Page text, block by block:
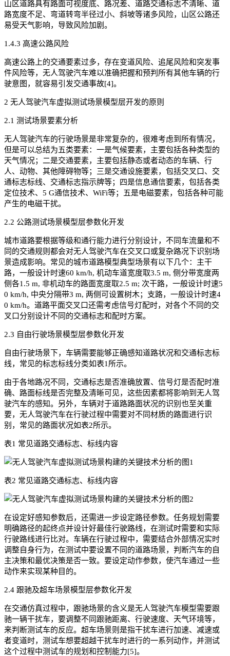
山区道路具有路面可视度底、路况差、道路交通标志不清晰、道
路宽度不足、弯道转弯半径过小、斜坡等诸多风险，山区公路还
易受天气影响，导致风险加剧。
1.4.3 高速公路风险
高速公路上的交通要素过多，存在变道风险、追尾风险和突发事
件风险等，无人驾驶汽车难以准确把握和预判所有其他车辆的行
驶意图，就容易引发交通事故[4]。
2 无人驾驶汽车虚拟测试场景模型层开发的原则
2.1 测试场景要素分析
无人驾驶汽车的行驶场景是非常复杂的，很难考虑到所有情况，
但是可以总结为五类要素：一是气候要素，主要包括各种类型的
天气情况；二是交通要素，主要包括静态或者动态的车辆、行
人、动物、其他障碍物等；三是交通设施要素，包括交叉口、交
通标志标线、交通标志指示牌等；四是信息通信要素，包括各类
定位技术、5 G通信技术、WiFi等；五是电磁要素，包括各种可能
产生的电磁干扰。
2.2 公路测试场景模型层参数化开发
城市道路要根据等级和通行能力进行分别设计，不同车流量和不
同的交通规则都会对无人驾驶汽车在交叉口或复杂路况下识别场
景造成影响。常见的城市道路模型典型场景有以下几个：主干
路，一般设计时速60 km/h, 机动车道宽度取3.5 m, 侧分带宽度两
侧各1.5 m, 非机动车的路面宽度取2.5 m; 次干路，一般设计时速5
0 km/h, 中央分隔带3 m, 两侧可设置树木；支路，一般设计时速4
0 km/h。道路平面交叉口还需考虑信号灯配时，对各个不同的交
叉口分别设计不同的交通标志和配时方案。
2.3 自由行驶场景模型层参数化开发
自由行驶场景下，车辆需要能够正确感知道路状况和交通标志标
线，常见的标志标线分类如表1所示。
由于各地路况不同，交通标志是否准确放置、信号灯是否配时准
确、路面标线是否完整及清晰可见，这些因素都将影响到无人驾
驶汽车的感知。另外，车辆对于道路路面状况的识别也至关重
要，无人驾驶汽车在行驶过程中需要对不同材质的路面进行识
别，常见的路面状况如表2所示。
表1 常见道路交通标志、标线内容
表2 常见道路交通标志、标线内容
在设定好感知参数后，还需进一步设定路径参数。任务规划需要
明确路径的起终点并设计好最佳行驶路线，在测试时需要和实际
行驶路线进行比对。车辆在行驶过程中，需要结合外部情况实时
调整自身行为，在测试中要设置不同的道路场景，判断汽车的自
主决策和最优决策是否一致。要设定动作参数，使汽车通过一些
动作来实现某种目的。
2.4 跟驰及超车场景模型层参数化开发
在交通仿真过程中，跟驰场景的含义是无人驾驶汽车模型需要跟
驰一辆干扰车，要调整不同跟驰距离、行驶速度、天气环境等，
来判断测试车的反应。超车场景则是指干扰车进行加速、减速或
者变道时，测试车想要超越干扰车时进行的一系列动作，并测试
这个过程中测试车的规划和控制能力[5]。